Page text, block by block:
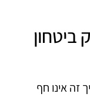
ביטחון
זה אינו חף